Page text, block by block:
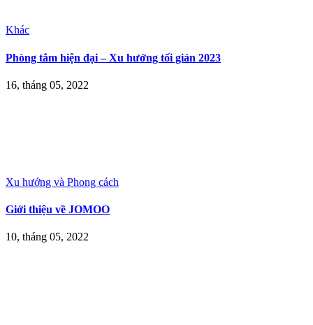
Khác
Phòng tắm hiện đại – Xu hướng tối giản 2023
16, tháng 05, 2022
Xu hướng và Phong cách
Giới thiệu về JOMOO
10, tháng 05, 2022